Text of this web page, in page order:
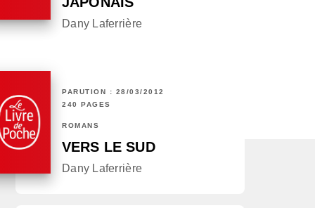
Dany Laferrière
PARUTION : 28/03/2012
240 PAGES
ROMANS
VERS LE SUD
Dany Laferrière